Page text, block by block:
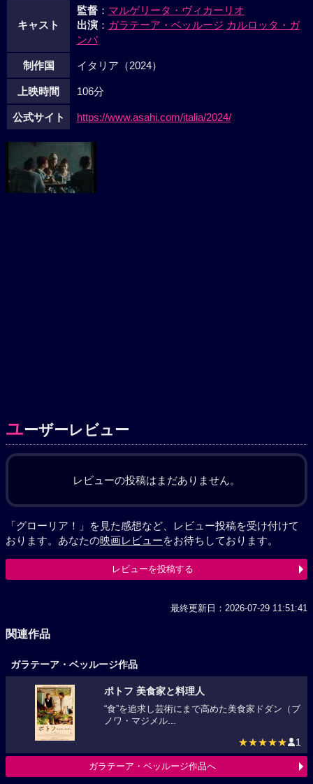
キャスト
監督： マルゲリータ・ヴィカーリオ
出演： ガラテーア・ベッルージ カルロッタ・ガ
ンバ
制作国 イタリア（2024）
上映時間 106分
公式サイト https://www.asahi.com/italia/2024/
ユーザーレビュー
レビューの投稿はまだありません。
「グローリア！」を見た感想など、レビュー投稿を受け付けて
おります。あなたの映画レビューをお待ちしております。
レビューを投稿する
最終更新日：2026-07-29 11:51:41
関連作品
ガラテーア・ベッルージ作品
ポトフ 美食家と料理人
“食”を追求し芸術にまで高めた美食家ドダン（ブ
ノワ・マジメル...
★★★★★ 1
ガラテーア・ベッルージ作品へ